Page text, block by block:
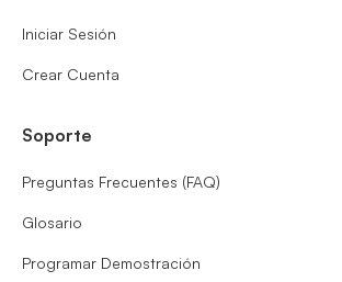
Iniciar Sesión
Crear Cuenta
Soporte
Preguntas Frecuentes (FAQ)
Glosario
Programar Demostración